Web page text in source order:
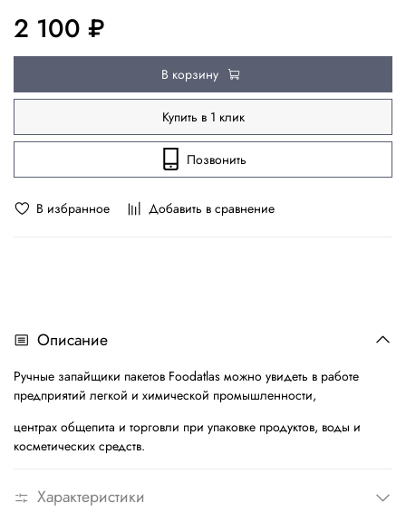
В избранное Добавить в сравнение
2 100 ₽
В корзину
Купить в 1 клик
Позвонить
Описание
Ручные запайщики пакетов Foodatlas можно увидеть в работе
предприятий легкой и химической промышленности,
центрах общепита и торговли при упаковке продуктов, воды и
косметических средств.
Характеристики